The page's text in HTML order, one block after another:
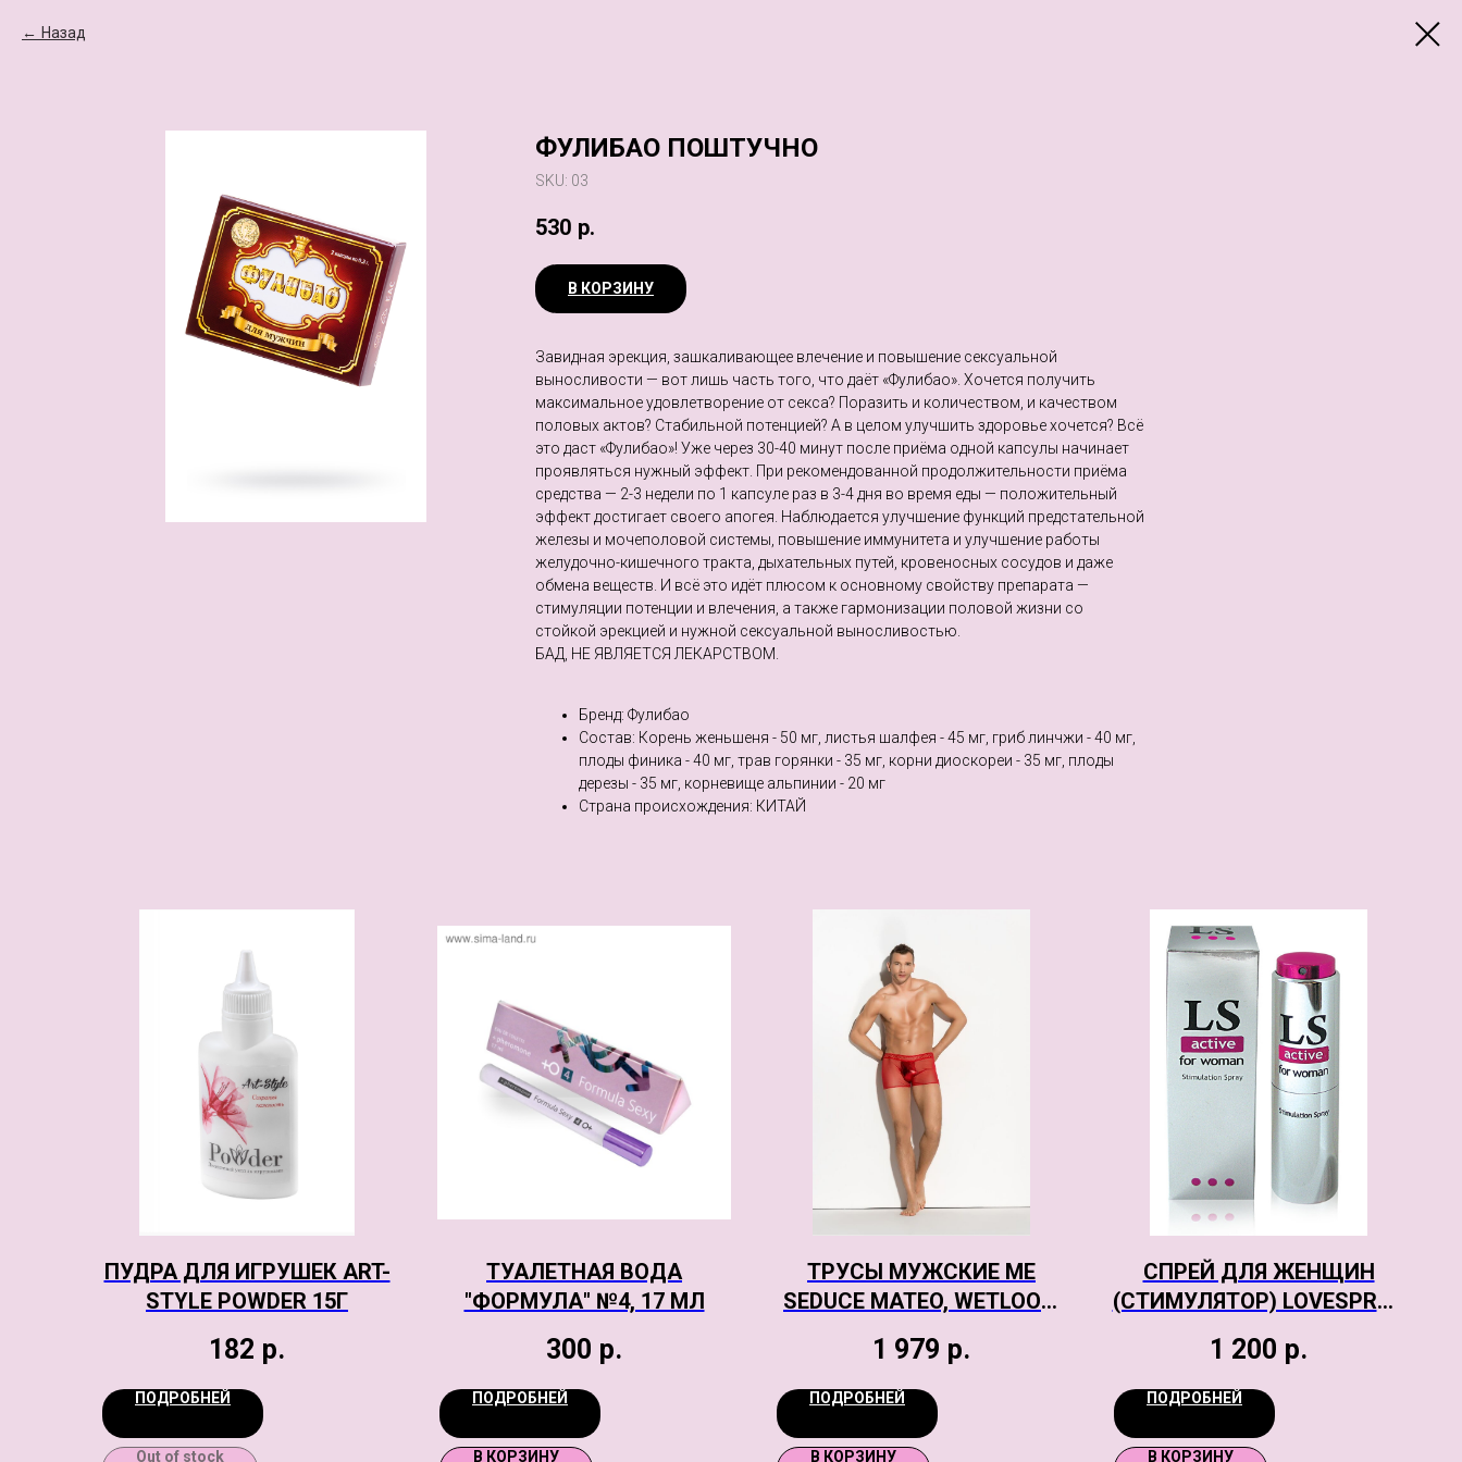
Назад
ФУЛИБАО ПОШТУЧНО
SKU: 03
530 р.
В КОРЗИНУ
Завидная эрекция, зашкаливающее влечение и повышение сексуальной
выносливости — вот лишь часть того, что даёт «Фулибао». Хочется получить
максимальное удовлетворение от секса? Поразить и количеством, и качеством
половых актов? Стабильной потенцией? А в целом улучшить здоровье хочется? Всё
это даст «Фулибао»! Уже через 30-40 минут после приёма одной капсулы начинает
проявляться нужный эффект. При рекомендованной продолжительности приёма
средства — 2-3 недели по 1 капсуле раз в 3-4 дня во время еды — положительный
эффект достигает своего апогея. Наблюдается улучшение функций предстательной
железы и мочеполовой системы, повышение иммунитета и улучшение работы
желудочно-кишечного тракта, дыхательных путей, кровеносных сосудов и даже
обмена веществ. И всё это идёт плюсом к основному свойству препарата —
стимуляции потенции и влечения, а также гармонизации половой жизни со
стойкой эрекцией и нужной сексуальной выносливостью.
БАД, НЕ ЯВЛЯЕТСЯ ЛЕКАРСТВОМ.
Бренд: Фулибао
Состав: Корень женьшеня - 50 мг, листья шалфея - 45 мг, гриб линчжи - 40 мг,
плоды финика - 40 мг, трав горянки - 35 мг, корни диоскореи - 35 мг, плоды
дерезы - 35 мг, корневище альпинии - 20 мг
Страна происхождения: КИТАЙ
ПУДРА ДЛЯ ИГРУШЕК ART-
STYLE POWDER 15Г
182 р.
ПОДРОБНЕЙ
Out of stock
ТУАЛЕТНАЯ ВОДА
"ФОРМУЛА" №4, 17 МЛ
300 р.
ПОДРОБНЕЙ
В КОРЗИНУ
ТРУСЫ МУЖСКИЕ ME
SEDUCE MATEO, WETLOOK,
1 979 р.
ПОДРОБНЕЙ
В КОРЗИНУ
СПРЕЙ ДЛЯ ЖЕНЩИН
(СТИМУЛЯТОР) LOVESPRAY
1 200 р.
ПОДРОБНЕЙ
В КОРЗИНУ